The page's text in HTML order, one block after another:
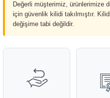
Değerli müşterimiz, ürünlerimize
için güvenlik kilidi takılmıştır.
değişime tabi değildir.